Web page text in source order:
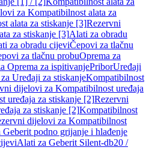
za Kompatibilnost alata za
alata za stiskanje [3]Rezervni
za stiskanje [3]Alati za obradu
za obradu cijeviČepovi za tlačnu
za tlačnu probuOprema za
Oprema za ispitivanjePriborUređaji
Uređaji za stiskanjeKompatibilnost
dijelovi za Kompatibilnost uređaja
uređaja za stiskanje [2]Rezervni
za stiskanje [2]Kompatibilnost
dijelovi za Kompatibilnost
Geberit podno grijanje i hlađenje
Alati za Geberit Silent-db20 /